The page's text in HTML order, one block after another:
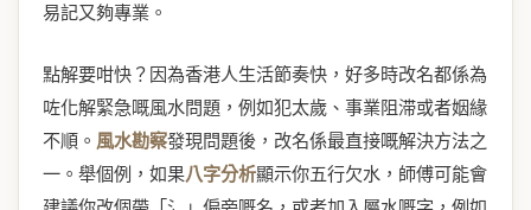
易記又夠專業。
點解要咁快？因為香港人生活節奏快，好多時改名都係為
咗化解緊急嘅風水問題，例如犯太歲、事業阻滞或者姻緣
不順。 風水勘察發現問題後，改名係最直接嘅解決方法之
一。舉個例，如果八字分析顯示你五行欠水，師傅可能會